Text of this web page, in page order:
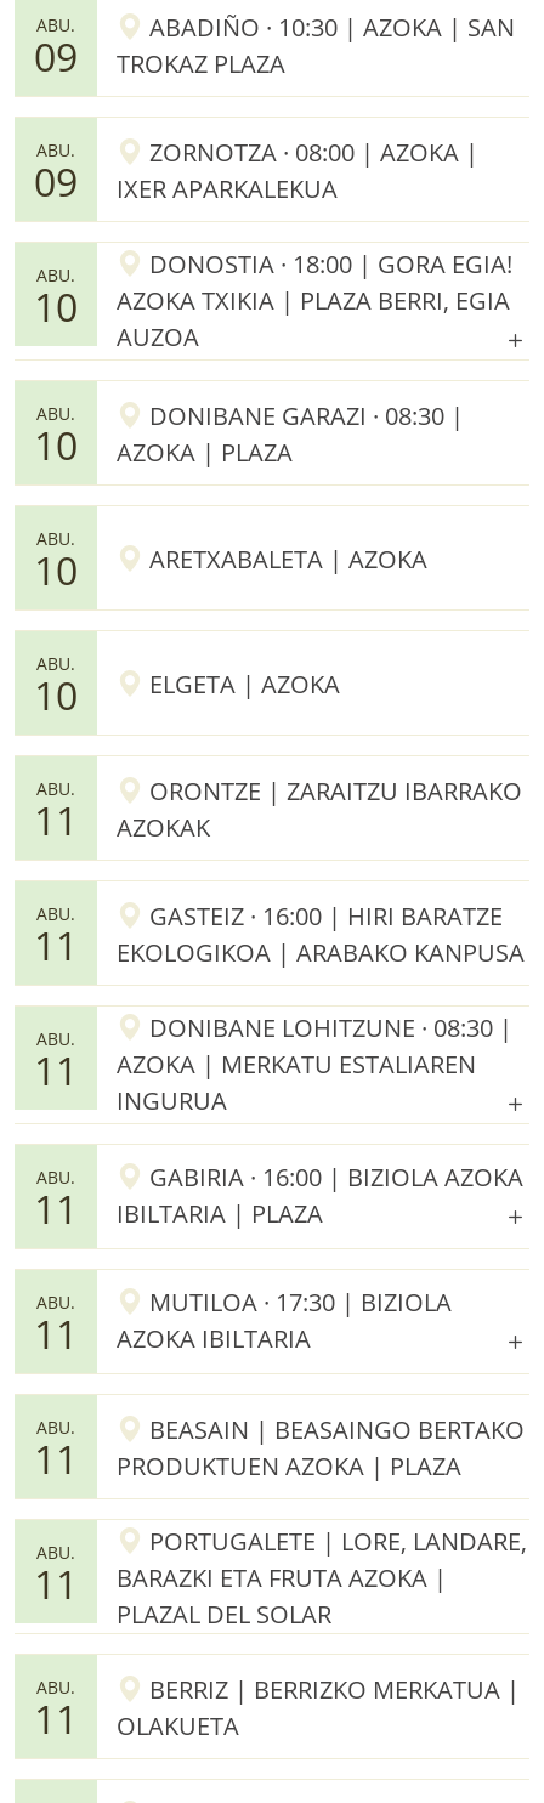
ABU.
09
ABADIÑO · 10:30 | AZOKA | SAN
TROKAZ PLAZA
ABU.
09
ZORNOTZA · 08:00 | AZOKA |
IXER APARKALEKUA
ABU.
10
DONOSTIA · 18:00 | GORA EGIA!
AZOKA TXIKIA | PLAZA BERRI, EGIA
AUZOA
ABU.
10
DONIBANE GARAZI · 08:30 |
AZOKA | PLAZA
ABU.
10 ARETXABALETA | AZOKA
ABU.
10 ELGETA | AZOKA
ABU.
11
ORONTZE | ZARAITZU IBARRAKO
AZOKAK
ABU.
11
GASTEIZ · 16:00 | HIRI BARATZE
EKOLOGIKOA | ARABAKO KANPUSA
ABU.
11
DONIBANE LOHITZUNE · 08:30 |
AZOKA | MERKATU ESTALIAREN
INGURUA
ABU.
11
GABIRIA · 16:00 | BIZIOLA AZOKA
IBILTARIA | PLAZA
ABU.
11
MUTILOA · 17:30 | BIZIOLA
AZOKA IBILTARIA
ABU.
11
BEASAIN | BEASAINGO BERTAKO
PRODUKTUEN AZOKA | PLAZA
ABU.
11
PORTUGALETE | LORE, LANDARE,
BARAZKI ETA FRUTA AZOKA |
PLAZAL DEL SOLAR
ABU.
11
BERRIZ | BERRIZKO MERKATUA |
OLAKUETA